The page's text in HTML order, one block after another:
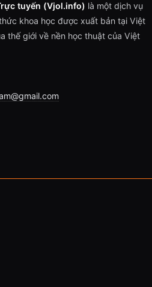
tuyến (Vjol.info) là một dịch vụ
khoa học được xuất bản tại Việt
thế giới về nền học thuật của Việt